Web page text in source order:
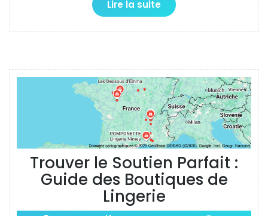
Lire la suite
Trouver le Soutien Parfait :
Guide des Boutiques de
Lingerie